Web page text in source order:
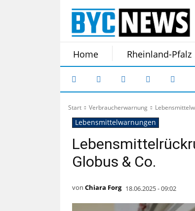
Home Rheinland-Pfalz
Start Verbraucherwarnung
Lebensmittelwarnungen
Globus & Co.
von Chiara Forg 18.06.2025 - 09:02